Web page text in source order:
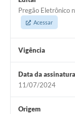
Pregão Eletrônico
Acessar
Vigência
Data da assinatura
11/07/2024
Origem